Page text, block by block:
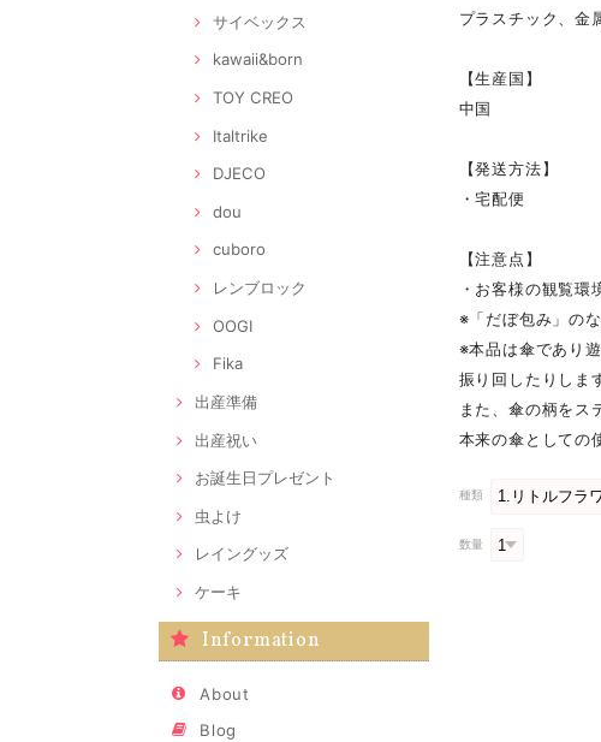
サイベックス
kawaii&born
TOY CREO
Italtrike
DJECO
dou
cuboro
レンブロック
OOGI
Fika
出産準備
出産祝い
お誕生日プレゼント
虫よけ
レイングッズ
ケーキ
Information
About
Blog
プラスチック、金
【生産国】
中国
【発送方法】
・宅配便
【注意点】
・お客様の観覧環
※「だぼ包み」の
※本品は傘であり
振り回したりしま
また、傘の柄をス
本来の傘としての
種類
数量